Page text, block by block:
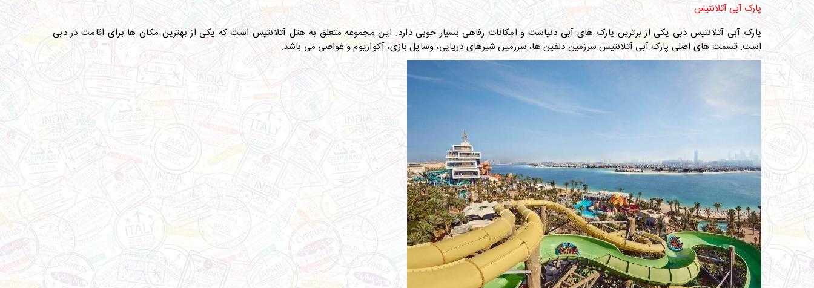
پارک آبی آتلانتیس
پارک آبی آتلانتیس دبی یکی از برترین پارک ‌های آبی دنیاست و امکانات رفاهی بسیار خوبی دارد. این مجموعه متعلق به هتل آتلانتیس است که یکی از بهترین مکان‌ ها برای اقامت در دبی
است. قسمت ‌های اصلی پارک آبی آتلانتیس سرزمین دلفین­ ها، سرزمین شیرهای دریایی، وسایل بازی، آکواریوم و غواصی می باشد.